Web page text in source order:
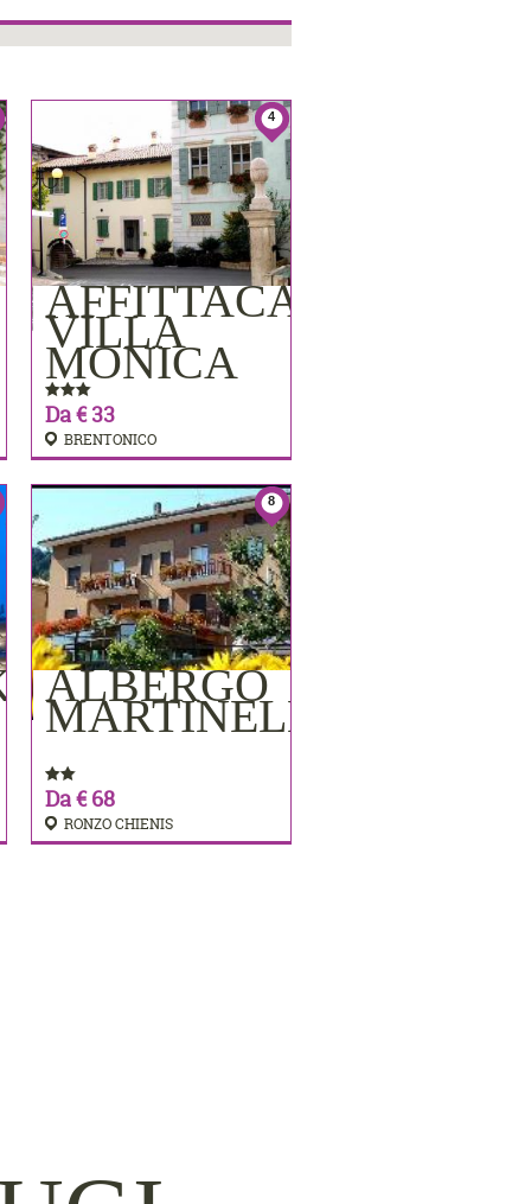
4
AFFITTACAMERE
VILLA
MONICA
Da € 33
BRENTONICO
PRENOTA
8
ALBERGO
MARTINELLI
Da € 68
RONZO CHIENIS
PRENOTA